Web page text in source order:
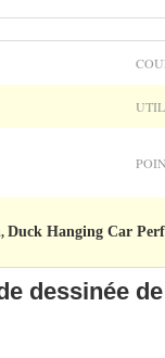
, Duck Hanging Car
dessinée